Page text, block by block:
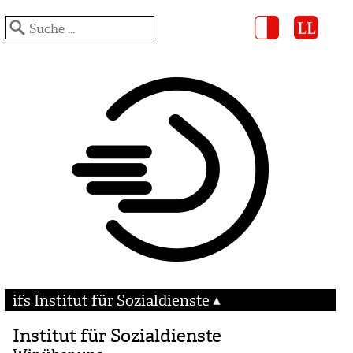
ifs Institut für Sozialdienste
Institut für Sozialdienste